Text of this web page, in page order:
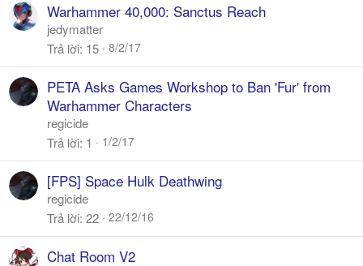
Warhammer 40,000: Sanctus Reach
jedymatter
Trả lời 15 8/2/17
PETA Asks Games Workshop to Ban 'Fur' from
Warhammer Characters
regicide
Trả lời 1 1/2/17
[FPS] Space Hulk Deathwing
regicide
Trả lời 22 22/12/16
Chat Room V2